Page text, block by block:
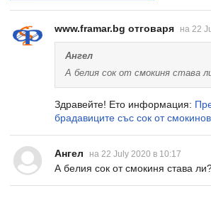
www.framar.bg отговаря на 22
Ангел
А белия сок от смокиня става
Здравейте! Ето информация:
брадавиците със сок от
Ангел на 22 July 2020 в 10:17
А белия сок от смокиня става